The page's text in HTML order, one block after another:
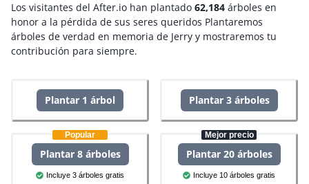
Los visitantes del After.io han plantado 62,184 árboles en
honor a la pérdida de sus seres queridos Plantaremos
árboles de verdad en memoria de Jerry y mostraremos tu
contribución para siempre.
Plantar 1 árbol Plantar 3 árboles
Popular
Plantar 8 árboles
Incluye 3 árboles gratis
Mejor precio
Plantar 20 árboles
Incluye 10 árboles gratis